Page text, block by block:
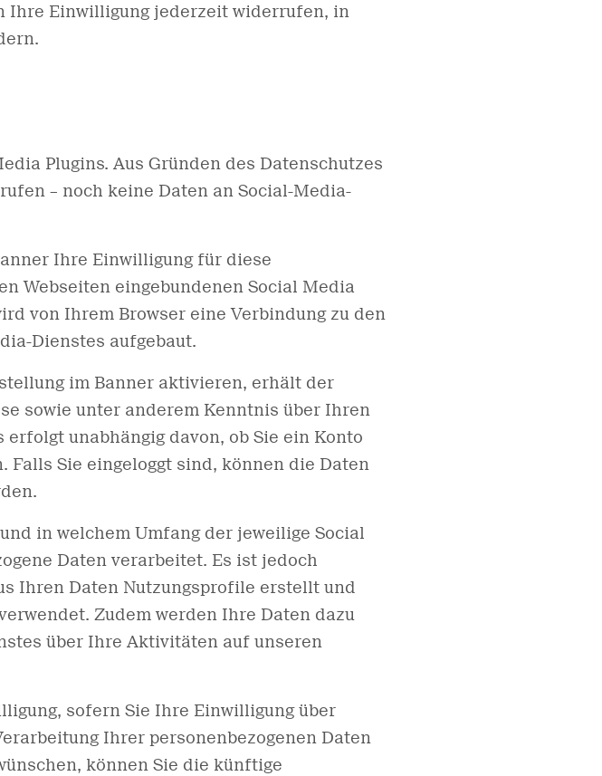
Ihre Einwilligung jederzeit widerrufen, in
Plugins. Aus Gründen des Datenschutzes
– noch keine Daten an Social-Media-
Ihre Einwilligung für diese
Webseiten eingebundenen Social Media
von Ihrem Browser eine Verbindung zu den
Dienstes aufgebaut.
im Banner aktivieren, erhält der
sowie unter anderem Kenntnis über Ihren
erfolgt unabhängig davon, ob Sie ein Konto
Sie eingeloggt sind, können die Daten
in welchem Umfang der jeweilige Social
Daten verarbeitet. Es ist jedoch
Ihren Daten Nutzungsprofile erstellt und
Zudem werden Ihre Daten dazu
über Ihre Aktivitäten auf unseren
sofern Sie Ihre Einwilligung über
Ihrer personenbezogenen Daten
können Sie die künftige